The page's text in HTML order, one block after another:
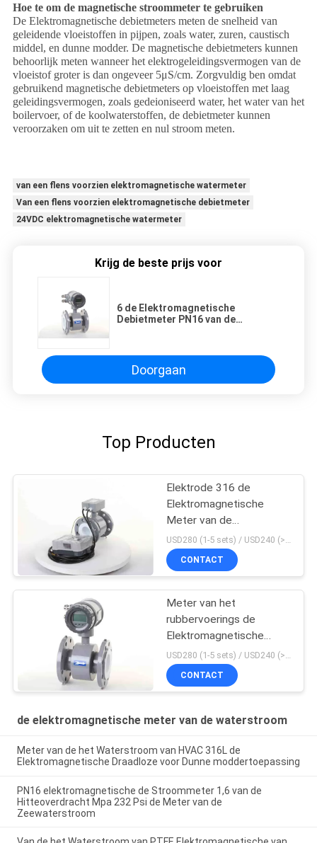
Hoe te om de magnetische stroommeter te gebruiken
De Elektromagnetische debietmeters meten de snelheid van
geleidende vloeistoffen in pijpen, zoals water, zuren, caustisch
middel, en dunne modder. De magnetische debietmeters kunnen
behoorlijk meten wanneer het elektrogeleidingsvermogen van de
vloeistof groter is dan ongeveer 5μS/cm. Zorgvuldig ben omdat
gebruikend magnetische debietmeters op vloeistoffen met laag
geleidingsvermogen, zoals gedeioniseerd water, het water van het
boilervoer, of de koolwaterstoffen, de debietmeter kunnen
veroorzaken om uit te zetten en nul stroom meten.
van een flens voorzien elektromagnetische watermeter
Van een flens voorzien elektromagnetische debietmeter
24VDC elektromagnetische watermeter
Krijg de beste prijs voor
6 de Elektromagnetische
Debietmeter PN16 van de
Doorgaan
Top Producten
Elektrode 316 de
Elektromagnetische
Meter van de
Waterstroom
USD280 (1-5 sets) / USD240 (>5 sets) MOQ:1
CONTACT
Meter van het
rubbervoerings de
Elektromagnetische
Water
CONTACT
de elektromagnetische meter van de waterstroom
Meter van de het Waterstroom van HVAC 316L de
Elektromagnetische Draadloze voor Dunne moddertoepassing
PN16 elektromagnetische de Stroommeter 1,6 van de
Hitteoverdracht Mpa 232 Psi de Meter van de
Zeewaterstroom